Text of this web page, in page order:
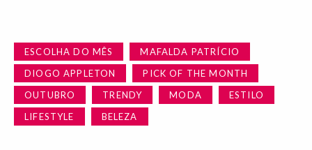
ESCOLHA DO MÊS
MAFALDA PATRÍCIO
DIOGO APPLETON
PICK OF THE MONTH
OUTUBRO
TRENDY MODA
ESTILO
LIFESTYLE
BELEZA